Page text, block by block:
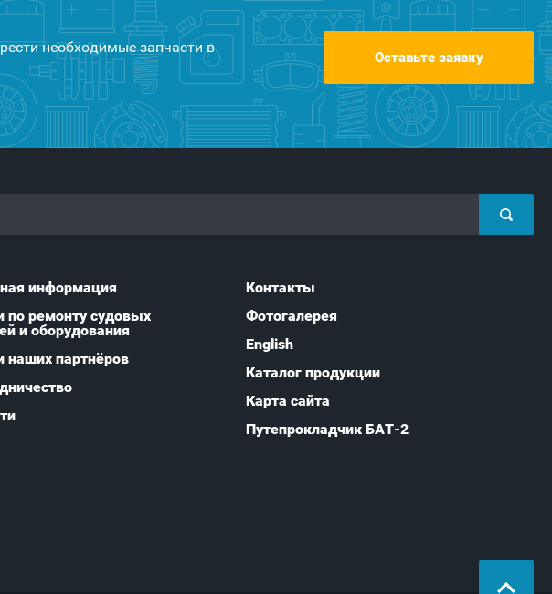
необходимые запчасти в
Оставьте заявку
информация
по ремонту судовых
и оборудования
наших партнёров
Контакты
Фотогалерея
English
Каталог продукции
Карта сайта
Путепрокладчик БАТ-2